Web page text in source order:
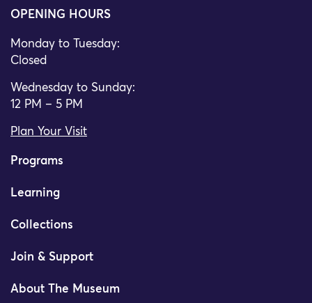
OPENING HOURS
Monday to Tuesday:
Closed
Wednesday to Sunday:
12 PM – 5 PM
Plan Your Visit
Programs
Learning
Collections
Join & Support
About The Museum